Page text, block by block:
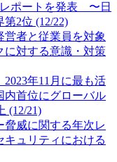
ポートを発表 〜日
2位 (12/22)
営者と従業員を対象
に対する意識・対策
年11月に最も活
首位にグローバル
(12/21)
脅威に関する年次レ
ュリティにおける